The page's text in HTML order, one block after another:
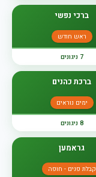
ברכי נפשי
ראש חודש
7 ניגונים
ברכת כהנים
ימים נוראים
8 ניגונים
גראמען
קבלת פנים - חופה